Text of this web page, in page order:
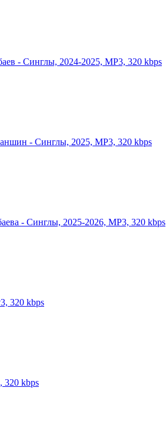
- Синглы, 2024-2025, MP3, 320 kbps
- Синглы, 2025, MP3, 320 kbps
- Синглы, 2025-2026, MP3, 320 kbps
320 kbps
320 kbps